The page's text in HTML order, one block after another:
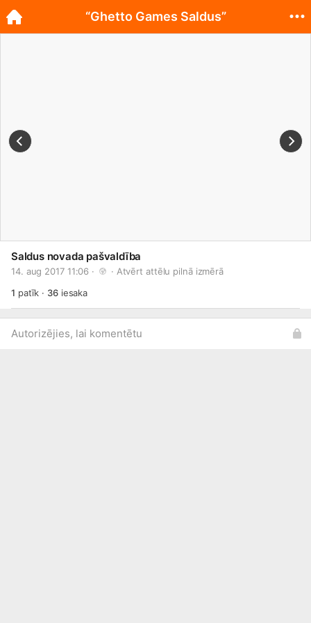
Saldus novada pašvaldība
14. aug 2017 11:06 · · Atvērt attēlu pilnā izmērā
1 patīk · 36iesaka
Autorizējies, lai komentētu
“Ghetto Games Saldus”